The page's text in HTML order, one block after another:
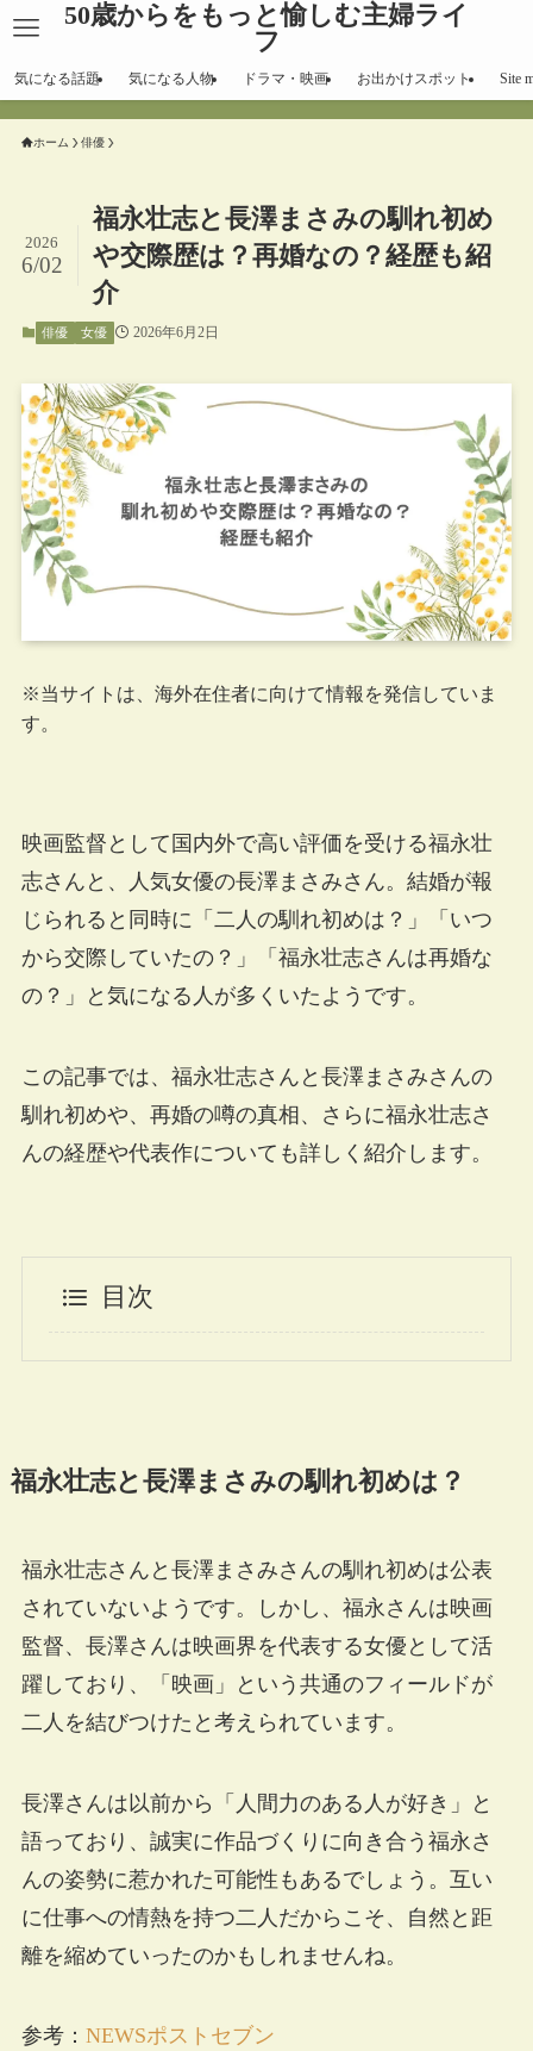
50歳からをもっと愉しむ主婦ライ
フ
気になる話題 気になる人物 ドラマ・映画 お出かけスポット Site
ホーム 俳優
福永壮志と長澤まさみの馴れ初め
や交際歴は？再婚なの？経歴も紹
介
2026
6/02
俳優 女優 2026年6月2日
※当サイトは、海外在住者に向けて情報を発信していま
す。
映画監督として国内外で高い評価を受ける福永壮
志さんと、人気女優の長澤まさみさん。結婚が報
じられると同時に「二人の馴れ初めは？」「いつ
から交際していたの？」「福永壮志さんは再婚な
の？」と気になる人が多くいたようです。
この記事では、福永壮志さんと長澤まさみさんの
馴れ初めや、再婚の噂の真相、さらに福永壮志さ
んの経歴や代表作についても詳しく紹介します。
目次
福永壮志と長澤まさみの馴れ初めは？
福永壮志さんと長澤まさみさんの馴れ初めは公表
されていないようです。しかし、福永さんは映画
監督、長澤さんは映画界を代表する女優として活
躍しており、「映画」という共通のフィールドが
二人を結びつけたと考えられています。
長澤さんは以前から「人間力のある人が好き」と
語っており、誠実に作品づくりに向き合う福永さ
んの姿勢に惹かれた可能性もあるでしょう。互い
に仕事への情熱を持つ二人だからこそ、自然と距
離を縮めていったのかもしれませんね。
参考： NEWSポストセブン